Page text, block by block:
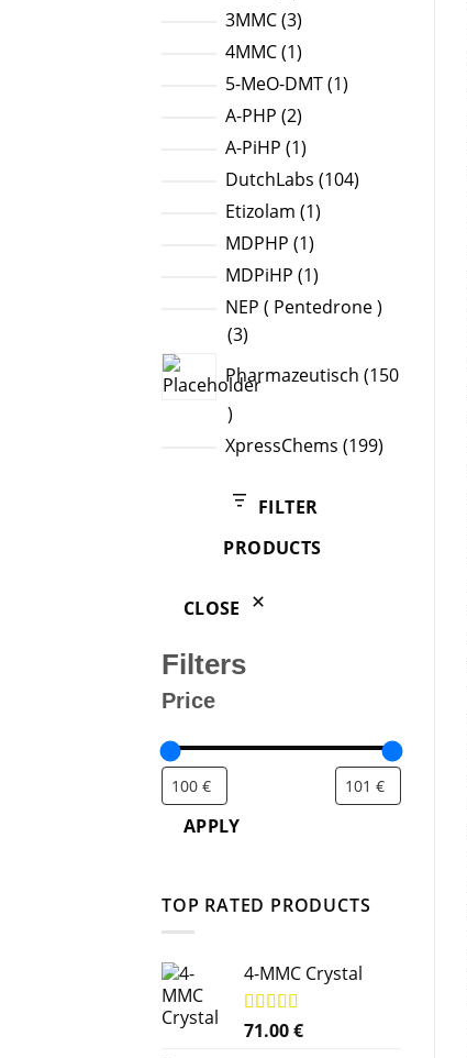
products
3MMC 33
products
4MMC 11
product
5-MeO-DMT 11
A-PHP 22
products
A-PiHP 11
product
DutchLabs 104104
Etizolam 11
MDPHP 11
product
MDPiHP 11
product
NEP ( Pentedrone )
33
Pharmazeutisch 150
150
products
XpressChems 199199
FILTER
PRODUCTS
CLOSE
Filters
Price
APPLY
TOP RATED PRODUCTS
4-MMC Crystal
Rated 5.00
71.00€